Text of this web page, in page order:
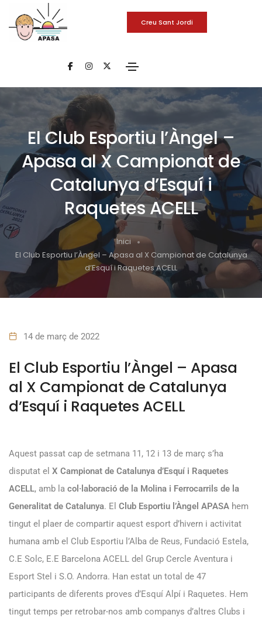
Creu Sant Jordi
El Club Esportiu l’Àngel –
Apasa al X Campionat de
Catalunya d’Esquí i
Raquetes ACELL
Inici
El Club Esportiu l’Àngel – Apasa al X Campionat de Catalunya
d’Esquí i Raquetes ACELL
14 de març de 2022
El Club Esportiu l’Àngel – Apasa
al X Campionat de Catalunya
d’Esquí i Raquetes ACELL
Aquest passat cap de setmana 11, 12 i 13 de març s’ha
disputat el X Campionat de Catalunya d’Esquí i Raquetes
ACELL, amb la col·laboració de la Molina i Ferrocarrils de la
Generalitat de Catalunya. El Club Esportiu l’Àngel APASA hem
tingut el plaer de compartir aquest esport d’hivern i activitat
humana amb el Club Esportiu l’Alba de Reus, Fundació Estela,
C.E Solc, E.E Barcelona ACELL del Grup Cercle Aventura i
Esport Stel i S.O. Andorra. Han estat un total de 47
participants de diferents proves d’Esquí Alpí i Raquetes. Hem
tingut temps per retrobar-nos amb companys d’altres Clubs i